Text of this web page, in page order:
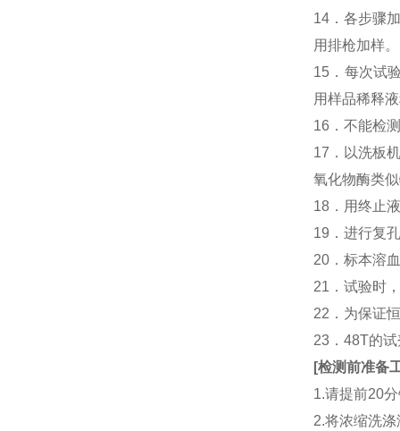
14．各步骤
用排枪加样。
15．每次试
用样品稀释
16．不能检
17．以洗板
氧化物酶类
18．用终止
19．进行复
20．标本溶
21．试验时
22．为保证
23．48T的
[检测前准备
1.请提前20
2.将浓缩洗